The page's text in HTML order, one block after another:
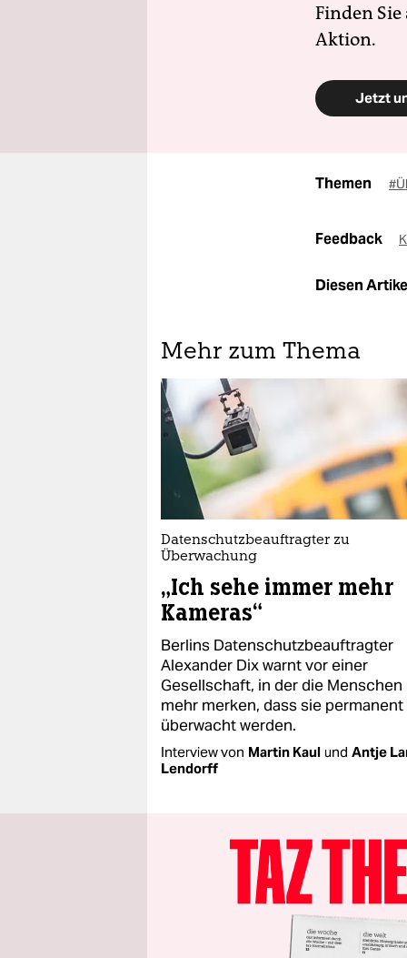
Finden
Aktion.
Jetzt
Themen
Feedback
Diesen
Mehr zum Thema
Datenschutzbeauftragter zu
Überwachung
„Ich sehe immer mehr
Kameras“
Berlins Datenschutzbeauftragter
Alexander Dix warnt vor einer
Gesellschaft, in der die
mehr merken, dass sie permanent
überwacht werden.
Interview von Martin Kaul und Antje
Lendorff